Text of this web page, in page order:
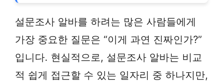
설문조사 알바를 하려는 많은 사람들에게
가장 중요한 질문은 “이게 과연 진짜인가?”
입니다. 현실적으로, 설문조사 알바는 비교
적 쉽게 접근할 수 있는 일자리 중 하나지만,